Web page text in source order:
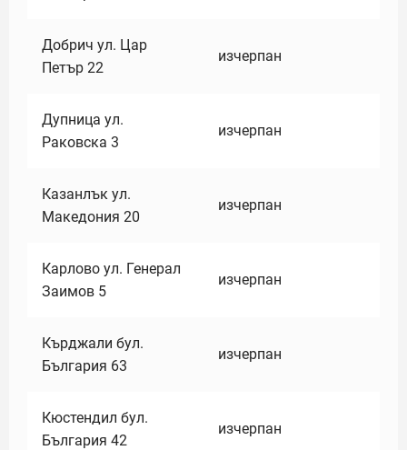
Добрич ул. Цар
Петър 22
изчерпан
Дупница ул.
Раковска 3
изчерпан
Казанлък ул.
Македония 20
изчерпан
Карлово ул. Генерал
Заимов 5
изчерпан
Кърджали бул.
България 63
изчерпан
Кюстендил бул.
България 42
изчерпан